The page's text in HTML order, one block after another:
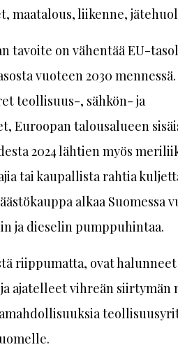
maatalous, liikenne,
tavoite on vähentää EU-
vuoteen 2030
teollisuus-, sähkön- ja
Euroopan talousalueen
2024 lähtien myös
tai kaupallista rahtia
alkaa Suomessa
ja dieselin pumppuhintaa.
riippumatta, ovat halunneet
ajatelleet vihreän siirtymän